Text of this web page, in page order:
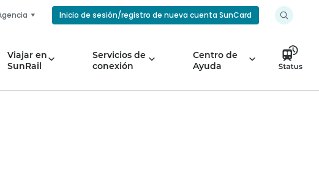
Inicio de sesión/registro de nueva cuenta SunCard
Viajar en
SunRail
Servicios de
conexión
Centro de
Ayuda